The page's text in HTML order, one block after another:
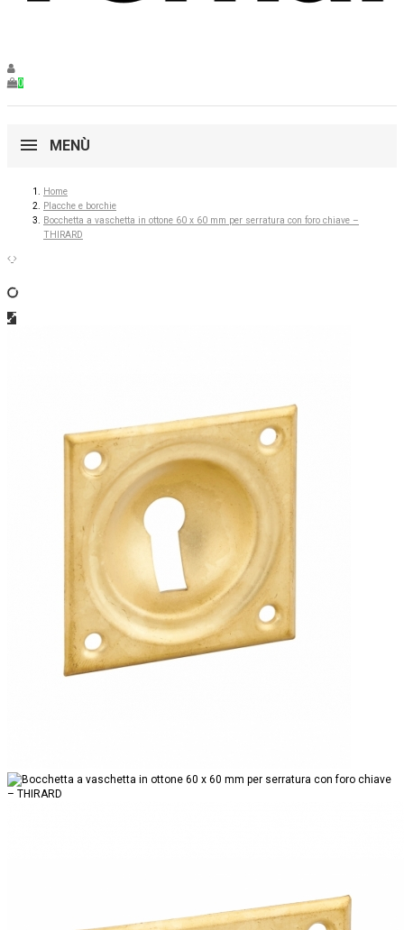
0
MENÙ
Home
Placche e borchie
Bocchetta a vaschetta in ottone 60 x 60 mm per serratura con foro chiave –
THIRARD